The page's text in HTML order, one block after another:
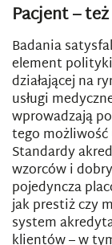
Pacjent –
Badania
element
działającej na
usługi
wprowadzają
tego
Standardy
wzorców i
pojedyncza
jak prestiż czy
system